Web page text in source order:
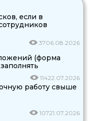
если в
3706.08.2026
(форма
11422.07.2026
работу свыше
10721.07.2026